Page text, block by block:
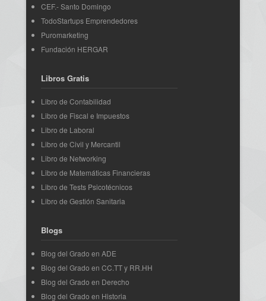
CEF.- Santo Domingo
TodoStartups Emprendedores
Puromarketing
Fundación HERGAR
Libros Gratis
Libro de Contabilidad
Libro de Fiscal e Impuestos
Libro de Laboral
Libro de Civil y Mercantil
Libro de Networking
Libro de Matemáticas Financieras
Libro de Tests Psicotécnicos
Libro de Gestión Sanitaria
Blogs
Blog del Grado en ADE
Blog del Grado en CC.TT y RR.HH
Blog del Grado en Derecho
Blog del Grado en Historia